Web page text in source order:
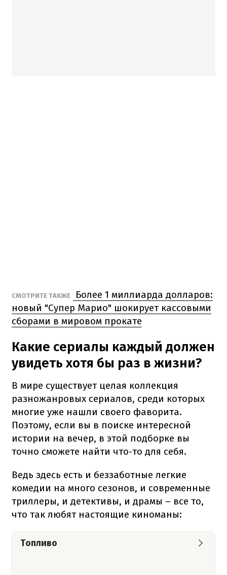
СМОТРИТЕ ТАКЖЕ
Более 1 миллиарда долларов:
новый "Супер Марио" шокирует кассовыми
сборами в мировом прокате
Какие сериалы каждый должен
увидеть хотя бы раз в жизни?
В мире существует целая коллекция
разножанровых сериалов, среди которых
многие уже нашли своего фаворита.
Поэтому, если вы в поиске интересной
истории на вечер, в этой подборке вы
точно сможете найти что-то для себя.
Ведь здесь есть и беззаботные легкие
комедии на много сезонов, и современные
триллеры, и детективы, и драмы – все то,
что так любят настоящие киноманы:
Топливо